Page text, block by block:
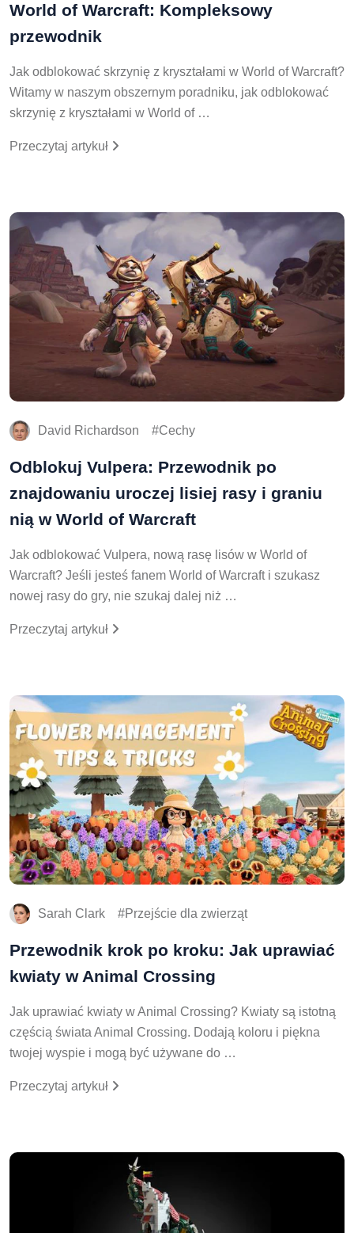
World of Warcraft: Kompleksowy
przewodnik
Jak odblokować skrzynię z kryształami w World of Warcraft?
Witamy w naszym obszernym poradniku, jak odblokować
skrzynię z kryształami w World of …
Przeczytaj artykuł
David Richardson Cechy
Odblokuj Vulpera: Przewodnik po
znajdowaniu uroczej lisiej rasy i graniu
nią w World of Warcraft
Jak odblokować Vulpera, nową rasę lisów w World of
Warcraft? Jeśli jesteś fanem World of Warcraft i szukasz
nowej rasy do gry, nie szukaj dalej niż …
Przeczytaj artykuł
Sarah Clark Przejście dla zwierząt
Przewodnik krok po kroku: Jak uprawiać
kwiaty w Animal Crossing
Jak uprawiać kwiaty w Animal Crossing? Kwiaty są istotną
częścią świata Animal Crossing. Dodają koloru i piękna
twojej wyspie i mogą być używane do …
Przeczytaj artykuł